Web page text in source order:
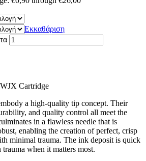
Εκκαθάριση
Cartridge
a high-quality tip concept. Their
and quality control all meet the
in a flawless needle that is
enabling the creation of perfect, crisp
minimal trauma. The ink deposit is quick
when it matters most.